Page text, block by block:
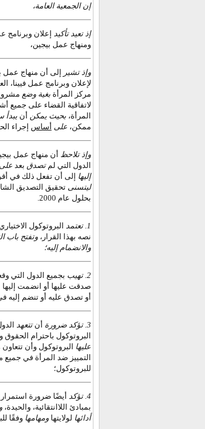
إن الجمعية العامة،
إذ تعيد تأكيد إعلان وبرنامج
ومنهاج عمل بيجين،
وإذ تشير إلى أن منهاج عمل
لإعلان وبرنامج عمل فيينا،
مركز المرأةبغية وضع
لاتفاقية القضاء على جميع
المرأة،بحيث يمكن أنيبدأ
ممكن، على أساس إجراء
وإذ تلاحظ أن منهاج عمل
الدول التي لمتصدق بعد على
إليها إلى أن تفعل ذلك في
ليتسنى تحقيق التصديق
بحلول عام 2000.
1. تعتمد البروتوكول الاختياري
نصه بهذا القرار، وتفتح باب
والانضمام إليه؛
2. تهيب بجميع الدول التي
صدقت عليها أو انضمت إليها
أو تصدق عليه أو تنضم
3. تؤكد ضرورة أنتتعهد
البروتوكول باحترام الحقوق
عليها البروتوكول وأن
التمييز ضد المرأة في جميع
للبروتوكول؛
4. تؤكد أيضًا ضرورة
بمبادئ اللاانتقائية، والحيدة،
أدائها لولايتهاومهامها وفقًا